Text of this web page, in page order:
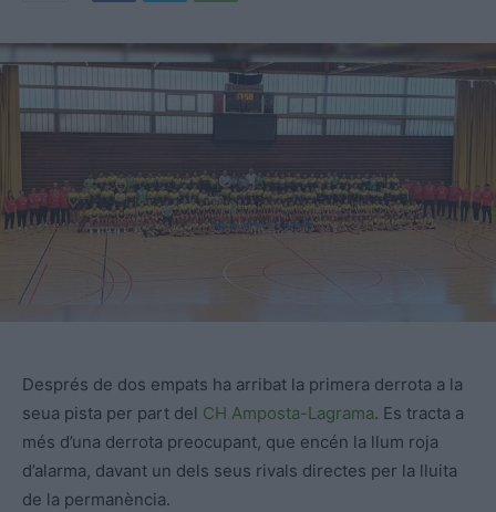
Després de dos empats ha arribat la primera derrota a la
seua pista per part del CH Amposta-Lagrama. Es tracta a
més d’una derrota preocupant, que encén la llum roja
d’alarma, davant un dels seus rivals directes per la lluita
de la permanència.